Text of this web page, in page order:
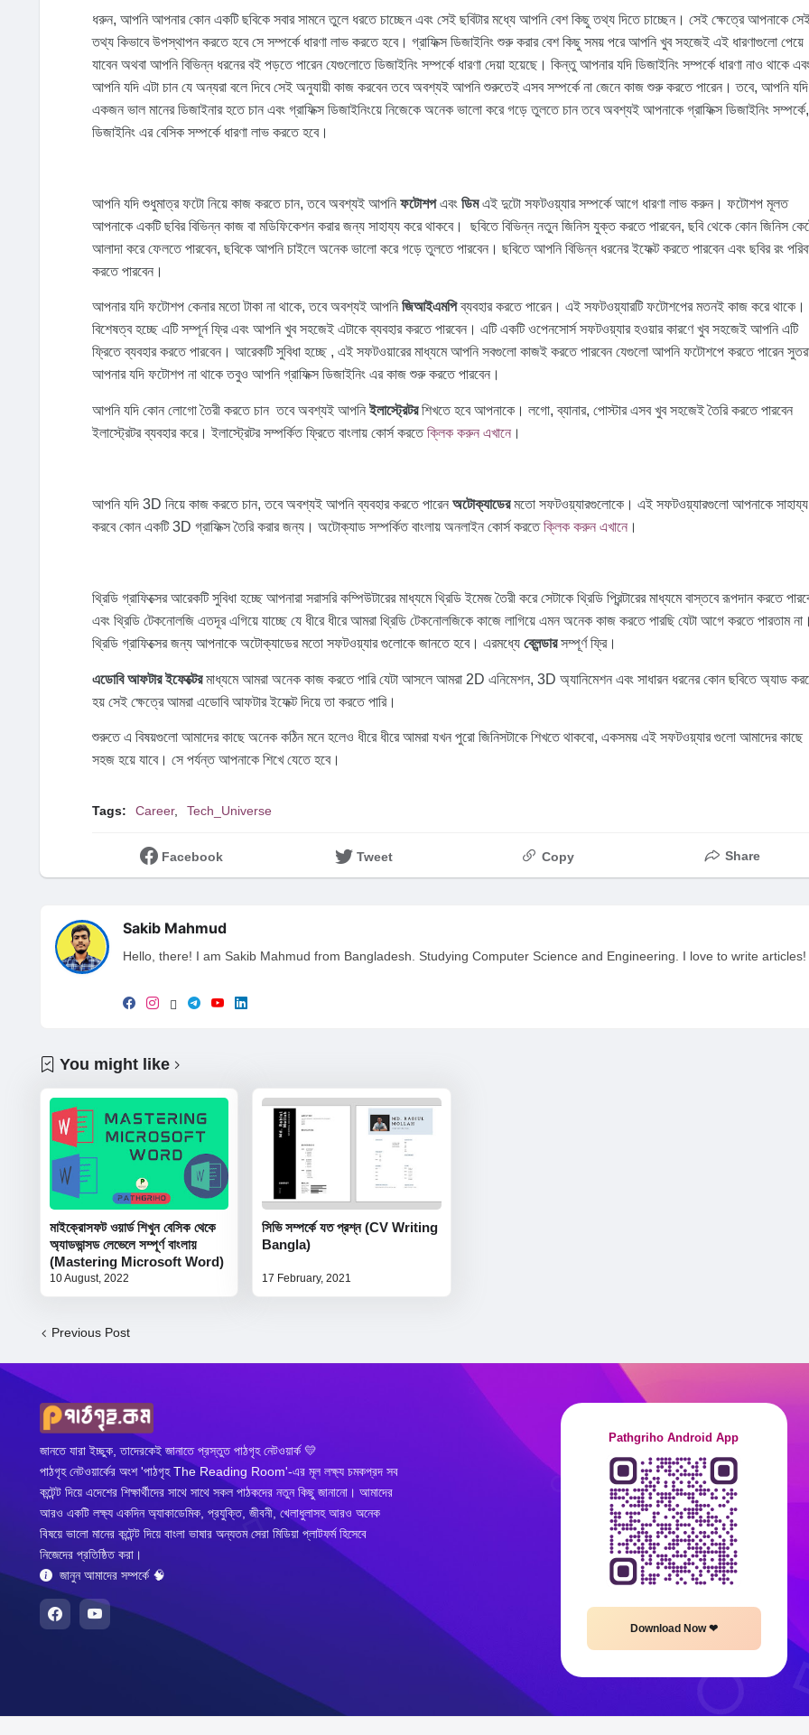
ধরুন, আপনি আপনার কোন একটি ছবিকে সবার সামনে তুলে ধরতে চাচ্ছেন এবং সেই ছবিটার মধ্যে আপনি বেশ কিছু তথ্য দিতে চাচ্ছেন। সেই ক্ষেত্রে আপনাকে
তথ্য কিভাবে উপস্থাপন করতে হবে সে সম্পর্কে ধারণা লাভ করতে হবে। গ্রাফিক্স ডিজাইনিং শুরু করার বেশ কিছু সময় পরে আপনি খুব সহজেই এই ধারণাগুলো পেয়ে
যাবেন অথবা আপনি বিভিন্ন ধরনের বই পড়তে পারেন যেগুলোতে ডিজাইনিং সম্পর্কে ধারণা দেয়া হয়েছে। কিন্তু আপনার যদি ডিজাইনিং সম্পর্কে ধারণা নাও থাকে
আপনি যদি এটা চান যে অন্যরা বলে দিবে সেই অনুযায়ী কাজ করবেন তবে অবশ্যই আপনি শুরুতেই এসব সম্পর্কে না জেনে কাজ শুরু করতে পারেন। তবে, আপনি যদি
একজন ভাল মানের ডিজাইনার হতে চান এবং গ্রাফিক্স ডিজাইনিংয়ে নিজেকে অনেক ভালো করে গড়ে তুলতে চান তবে অবশ্যই আপনাকে গ্রাফিক্স ডিজাইনিং সম্পর্কে,
ডিজাইনিং এর বেসিক সম্পর্কে ধারণা লাভ করতে হবে।
আপনি যদি শুধুমাত্র ফটো নিয়ে কাজ করতে চান, তবে অবশ্যই আপনি ফটোশপএবং ডিমএই দুটো সফটওয়্যার সম্পর্কে আগে ধারণা লাভ করুন। ফটোশপ মূলত
আপনাকে একটি ছবির বিভিন্ন কাজ বা মডিফিকেশন করার জন্য সাহায্য করে থাকবে। ছবিতে বিভিন্ন নতুন জিনিস যুক্ত করতে পারবেন, ছবি থেকে কোন জিনিস
আলাদা করে ফেলতে পারবেন, ছবিকে আপনি চাইলে অনেক ভালো করে গড়ে তুলতে পারবেন। ছবিতে আপনি বিভিন্ন ধরনের ইফেক্ট করতে পারবেন এবং ছবির রং
করতে পারবেন।
আপনার যদি ফটোশপ কেনার মতো টাকা না থাকে, তবে অবশ্যই আপনি জিআইএমপিব্যবহার করতে পারেন। এই সফটওয়্যারটি ফটোশপের মতনই কাজ করে থাকে।
বিশেষত্ব হচ্ছে এটি সম্পূর্ন ফ্রি এবং আপনি খুব সহজেই এটাকে ব্যবহার করতে পারবেন। এটি একটি ওপেনসোর্স সফটওয়্যার হওয়ার কারণে খুব সহজেই আপনি এটি
ফ্রিতে ব্যবহার করতে পারবেন। আরেকটি সুবিধা হচ্ছে , এই সফটওয়ারের মাধ্যমে আপনি সবগুলো কাজই করতে পারবেন যেগুলো আপনি ফটোশপে করতে পারেন
আপনার যদি ফটোশপ না থাকে তবুও আপনি গ্রাফিক্স ডিজাইনিং এর কাজ শুরু করতে পারবেন।
আপনি যদি কোন লোগো তৈরী করতে চান তবে অবশ্যই আপনি ইলাস্ট্রেটরশিখতে হবে আপনাকে। লগো, ব্যানার, পোস্টার এসব খুব সহজেই তৈরি করতে পারবেন
ইলাস্ট্রেটর ব্যবহার করে। ইলাস্ট্রেটর সম্পর্কিত ফ্রিতে বাংলায় কোর্স করতেক্লিক করুন এখানে।
আপনি যদি 3D নিয়ে কাজ করতে চান, তবে অবশ্যই আপনি ব্যবহার করতে পারেন অটোক্যাডেরমতো সফটওয়্যারগুলোকে। এই সফটওয়্যারগুলো আপনাকে সাহায্য
করবে কোন একটি 3D গ্রাফিক্স তৈরি করার জন্য। অটোক্যাড সম্পর্কিত বাংলায় অনলাইন কোর্স করতেক্লিক করুন এখানে।
থ্রিডি গ্রাফিক্সের আরেকটি সুবিধা হচ্ছে আপনারা সরাসরি কম্পিউটারের মাধ্যমে থ্রিডি ইমেজ তৈরী করে সেটাকে থ্রিডি প্রিন্টারের মাধ্যমে বাস্তবে রূপদান করতে
এবং থ্রিডি টেকনোলজি এতদূর এগিয়ে যাচ্ছে যে ধীরে ধীরে আমরা থ্রিডি টেকনোলজিকে কাজে লাগিয়ে এমন অনেক কাজ করতে পারছি যেটা আগে করতে পারতাম না।
থ্রিডি গ্রাফিক্সের জন্য আপনাকে অটোক্যাডের মতো সফটওয়্যার গুলোকে জানতে হবে। এরমধ্যে ব্লেন্ডারসম্পূর্ণ ফ্রি।
এডোবি আফটার ইফেক্টেরমাধ্যমে আমরা অনেক কাজ করতে পারি যেটা আসলে আমরা 2D এনিমেশন, 3D অ্যানিমেশন এবং সাধারন ধরনের কোন ছবিতে অ্যাড
হয় সেই ক্ষেত্রে আমরা এডোবি আফটার ইফেক্ট দিয়ে তা করতে পারি।
শুরুতে এ বিষয়গুলো আমাদের কাছে অনেক কঠিন মনে হলেও ধীরে ধীরে আমরা যখন পুরো জিনিসটাকে শিখতে থাকবো, একসময় এই সফটওয়্যার গুলো আমাদের কাছে
সহজ হয়ে যাবে। সে পর্যন্ত আপনাকে শিখে যেতে হবে।
Tags: Career Tech_Universe
Facebook Tweet Copy Share
Sakib Mahmud
Hello, there! I am Sakib Mahmud from Bangladesh. Studying Computer Science and Engineering. I love to write articles!
You might like
মাইক্রোসফট ওয়ার্ড শিখুন বেসিক থেকে
অ্যাডভান্সড লেভেলে সম্পূর্ণ বাংলায়
(Mastering Microsoft Word)
10 August, 2022
সিভি সম্পর্কে যত প্রশ্ন (CV Writing
Bangla)
17 February, 2021
Previous Post
জানতে যারা ইচ্ছুক, তাদেরকেই জানাতে প্রস্তুত পাঠগৃহ নেটওয়ার্ক 💛
পাঠগৃহ নেটওয়ার্কের অংশ 'পাঠগৃহ The Reading Room'-এর মূল লক্ষ্য চমকপ্রদ সব
কন্টেন্ট দিয়ে এদেশের শিক্ষার্থীদের সাথে সাথে সকল পাঠকদের নতুন কিছু জানানো। আমাদের
আরও একটি লক্ষ্য একদিন অ্যাকাডেমিক, প্রযুক্তি, জীবনী, খেলাধুলাসহ আরও অনেক
বিষয়ে ভালো মানের কন্টেন্ট দিয়ে বাংলা ভাষার অন্যতম সেরা মিডিয়া প্লাটফর্ম হিসেবে
নিজেদের প্রতিষ্ঠিত করা।
জানুন আমাদের সম্পর্কে 🧠
Pathgriho Android App
Download Now ❤